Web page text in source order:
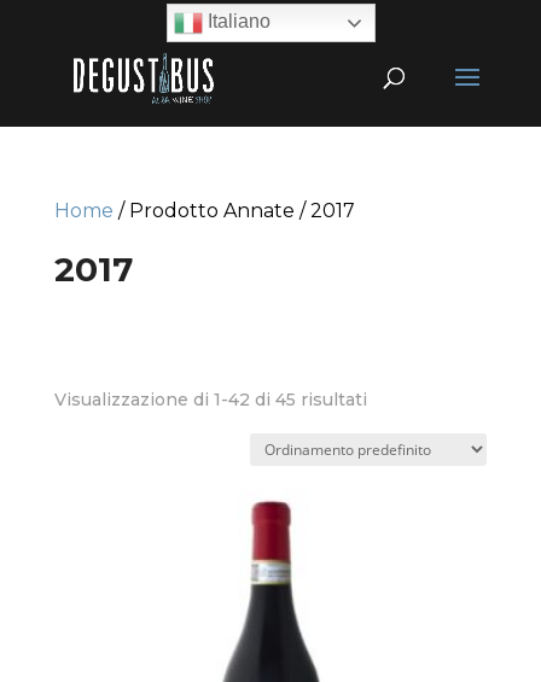
Home / Prodotto Annate / 2017
2017
Visualizzazione di 1-42 di 45 risultati
Italiano